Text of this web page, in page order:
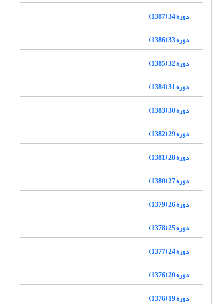
دوره 34 (1387)
دوره 33 (1386)
دوره 32 (1385)
دوره 31 (1384)
دوره 30 (1383)
دوره 29 (1382)
دوره 28 (1381)
دوره 27 (1380)
دوره 26 (1379)
دوره 25 (1378)
دوره 24 (1377)
دوره 20 (1376)
دوره 19 (1376)